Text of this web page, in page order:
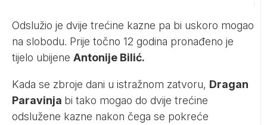
Odslužio je dvije trećine kazne pa bi uskoro mogao
na slobodu. Prije točno 12 godina pronađeno je
tijelo ubijene Antonije Bilić.
Kada se zbroje dani u istražnom zatvoru, Dragan
Paravinja bi tako mogao do dvije trećine
odslužene kazne nakon čega se pokreće